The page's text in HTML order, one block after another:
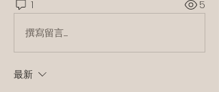
1 5
撰寫留言......
最新